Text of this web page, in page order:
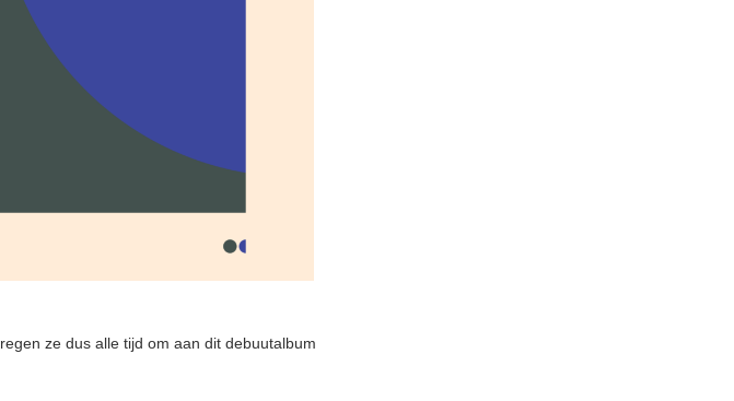
ze dus alle tijd om aan dit debuutalbum